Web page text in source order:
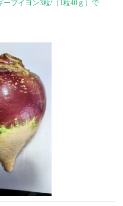
ブイヨン3粒/（1粒40ｇ）で